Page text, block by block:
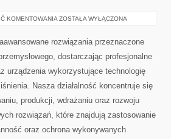
KOMENTOWANIA ENERGETYKA
ZOSTAŁA WYŁĄCZONA
rozwiązania przeznaczone
dostarczając profesjonalne
urządzenia wykorzystujące technologię
Nasza działalność koncentruje się
produkcji, wdrażaniu oraz rozwoju
rozwiązań, które znajdują zastosowanie
oraz ochrona wykonywanych